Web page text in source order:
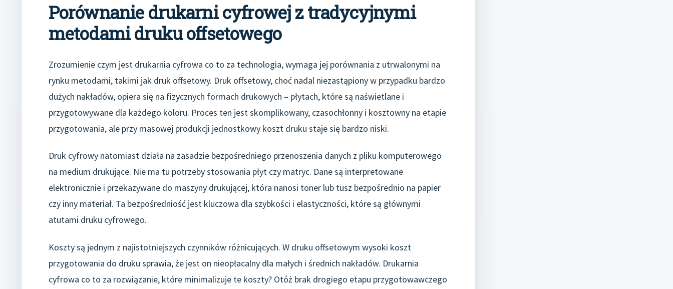
Porównanie drukarni cyfrowej z tradycyjnymi
metodami druku offsetowego
Zrozumienie czym jest drukarnia cyfrowa co to za technologia, wymaga jej porównania z utrwalonymi na
rynku metodami, takimi jak druk offsetowy. Druk offsetowy, choć nadal niezastąpiony w przypadku bardzo
dużych nakładów, opiera się na fizycznych formach drukowych – płytach, które są naświetlane i
przygotowywane dla każdego koloru. Proces ten jest skomplikowany, czasochłonny i kosztowny na etapie
przygotowania, ale przy masowej produkcji jednostkowy koszt druku staje się bardzo niski.
Druk cyfrowy natomiast działa na zasadzie bezpośredniego przenoszenia danych z pliku komputerowego
na medium drukujące. Nie ma tu potrzeby stosowania płyt czy matryc. Dane są interpretowane
elektronicznie i przekazywane do maszyny drukującej, która nanosi toner lub tusz bezpośrednio na papier
czy inny materiał. Ta bezpośredniość jest kluczowa dla szybkości i elastyczności, które są głównymi
atutami druku cyfrowego.
Koszty są jednym z najistotniejszych czynników różnicujących. W druku offsetowym wysoki koszt
przygotowania do druku sprawia, że jest on nieopłacalny dla małych i średnich nakładów. Drukarnia
cyfrowa co to za rozwiązanie, które minimalizuje te koszty? Otóż brak drogiego etapu przygotowawczego